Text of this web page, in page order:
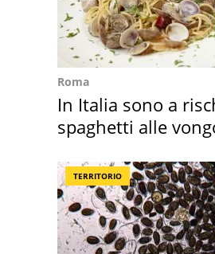
Roma
In Italia sono a
spaghetti alle
TERRITORIO